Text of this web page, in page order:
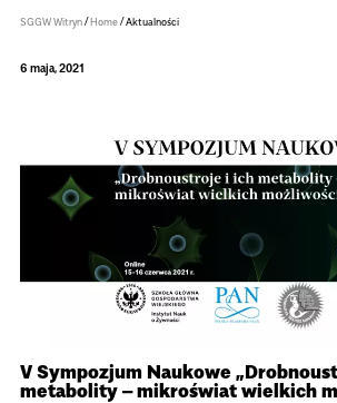
SGGW Witryn/Home/Aktualności
6 maja, 2021
V Sympozjum Naukowe
metabolity – mikroświat wielkich